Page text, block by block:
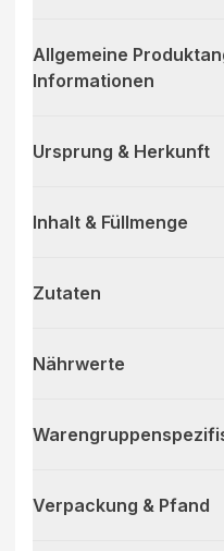
Allgemeine
Informationen
Ursprung & Herkunft
Inhalt & Füllmenge
Zutaten
Nährwerte
Verpackung & Pfand